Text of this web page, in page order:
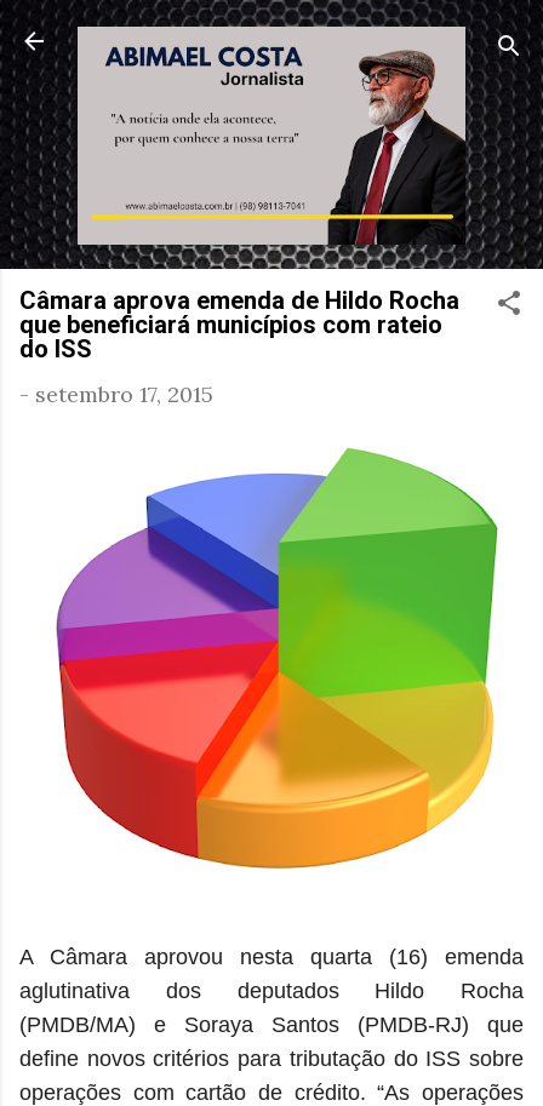
Pular para o conteúdo principal
Câmara aprova emenda de Hildo Rocha
que beneficiará municípios com rateio
do ISS
- setembro 17, 2015
A Câmara aprovou nesta quarta (16) emenda
aglutinativa dos deputados Hildo Rocha
(PMDB/MA) e Soraya Santos (PMDB-RJ) que
define novos critérios para tributação do ISS sobre
operações com cartão de crédito. “As operações